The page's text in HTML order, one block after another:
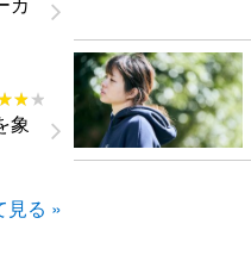
象
見る »